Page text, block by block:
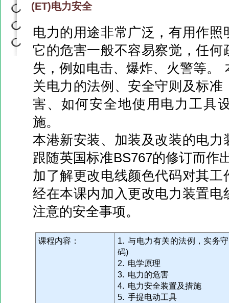
(ET)电力安全
电力的用途非常广泛，有用作
它的危害一般不容易察觉，任何
失，例如电击、爆炸、火警等。
关电力的法例、安全守则及标
害、如何安全地使用电力工具
施。
本港新安装、加装及改装的电力
跟随英国标准BS767的修订而作
加了解更改电线颜色代码对其工
经在本课内加入更改电力装置电
注意的安全事项。
课程内容：
1. 与电力有关的法例，实务
码)
2. 电学原理
3. 电力的危害
4. 电力安全装置及措施
5. 手提电动工具